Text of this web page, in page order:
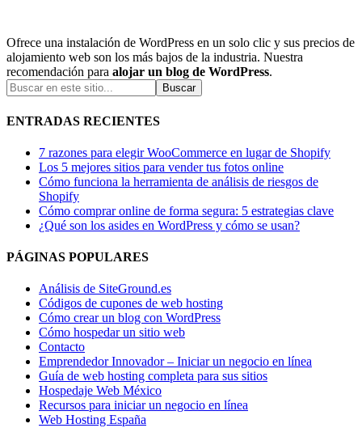
Ofrece una instalación de WordPress en un solo clic y sus precios de
alojamiento web son los más bajos de la industria. Nuestra
recomendación para alojar un blog de WordPress.
ENTRADAS RECIENTES
7 razones para elegir WooCommerce en lugar de Shopify
Los 5 mejores sitios para vender tus fotos online
Cómo funciona la herramienta de análisis de riesgos de
Shopify
Cómo comprar online de forma segura: 5 estrategias clave
¿Qué son los asides en WordPress y cómo se usan?
PÁGINAS POPULARES
Análisis de SiteGround.es
Códigos de cupones de web hosting
Cómo crear un blog con WordPress
Cómo hospedar un sitio web
Contacto
Emprendedor Innovador – Iniciar un negocio en línea
Guía de web hosting completa para sus sitios
Hospedaje Web México
Recursos para iniciar un negocio en línea
Web Hosting España